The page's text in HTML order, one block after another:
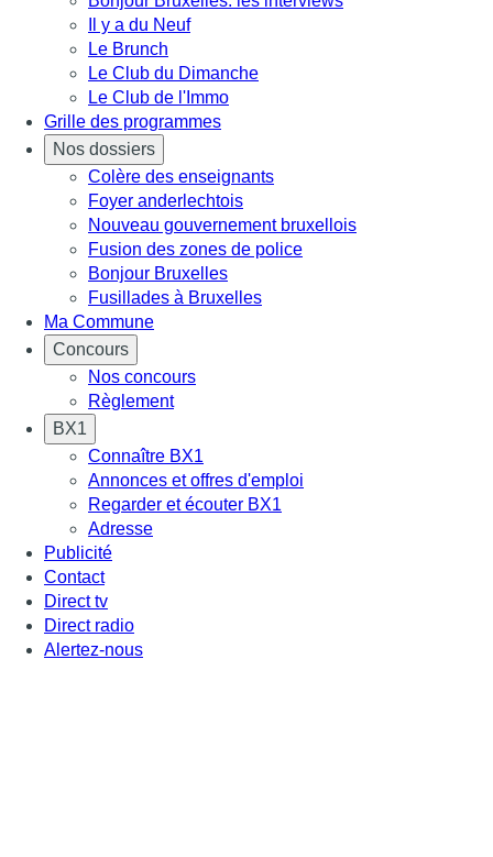
Il y a du Neuf
Le Brunch
Le Club du Dimanche
Le Club de l'Immo
Grille des programmes
Nos dossiers
Colère des enseignants
Foyer anderlechtois
Nouveau gouvernement bruxellois
Fusion des zones de police
Bonjour Bruxelles
Fusillades à Bruxelles
Ma Commune
Concours
Nos concours
Règlement
BX1
Connaître BX1
Annonces et offres d'emploi
Regarder et écouter BX1
Adresse
Publicité
Contact
Direct tv
Direct radio
Alertez-nous